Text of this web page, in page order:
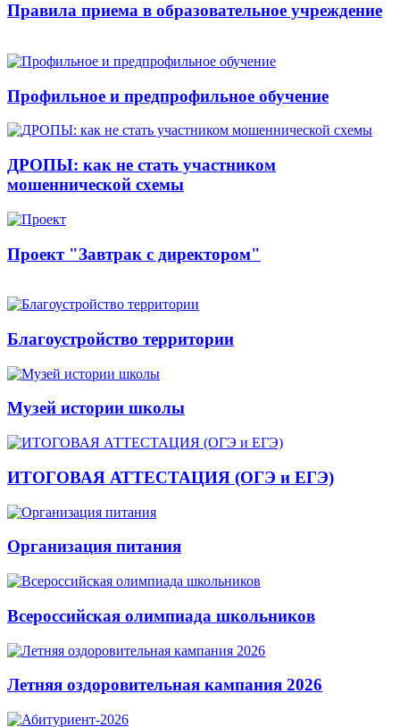
Правила приема в образовательное учреждение
Профильное и предпрофильное обучение
ДРОПЫ: как не стать участником
мошеннической схемы
Проект "Завтрак с директором"
Благоустройство территории
Музей истории школы
ИТОГОВАЯ АТТЕСТАЦИЯ (ОГЭ и ЕГЭ)
Организация питания
Всероссийская олимпиада школьников
Летняя оздоровительная кампания 2026